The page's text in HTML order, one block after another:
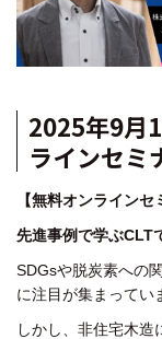
2025年9月
ラインセミ
【無料オンラインセ
先進事例で学ぶCLT
SDGsや脱炭素への
に注目が集まってい
しかし、非住宅木造